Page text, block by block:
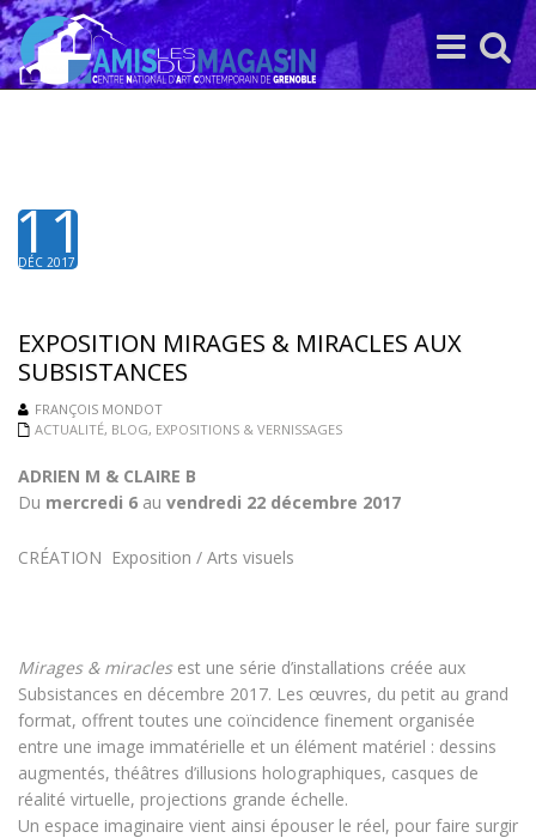
Toggle
search
Toggle
navigation
11
DÉC 2017
EXPOSITION MIRAGES & MIRACLES AUX
SUBSISTANCES
FRANÇOIS MONDOT
ACTUALITÉ, BLOG, EXPOSITIONS & VERNISSAGES
ADRIEN M & CLAIRE B
Du mercredi 6 au vendredi 22 décembre 2017
CRÉATION Exposition / Arts visuels
Mirages & miraclesest une série d’installations créée aux
Subsistances en décembre 2017. Les œuvres, du petit au grand
format, offrent toutes une coïncidence finement organisée
entre une image immatérielle et un élément matériel : dessins
augmentés, théâtres d’illusions holographiques, casques de
réalité virtuelle, projections grande échelle.
Un espace imaginaire vient ainsi épouser le réel, pour faire surgir